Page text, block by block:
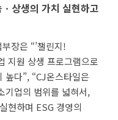
상생의 가치 실현하고
장은 “’챌린지!
지원 상생 프로그램으로
높다”, “CJ온스타일은
기업의 범위를 넓혀서,
현하며 ESG 경영의